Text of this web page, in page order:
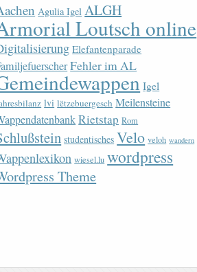
Agulia Igel ALGH
Loutsch online
Elefantenparade
Fehler im AL
Igel
lvi lëtzebuergesch Meilensteine
Rietstap Rom
studentisches Velo veloh wandern
wiesel.lu wordpress
Theme